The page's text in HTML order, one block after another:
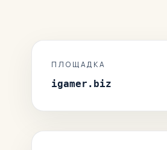
ПЛОЩАДКА
igamer.biz